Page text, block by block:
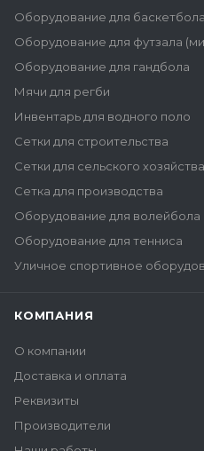
Оборудование для баскетбола
Оборудование для футзала
Оборудование для гандбола
Мячи для регби
Инвентарь для водного поло
Сетки для строительства
Сетки для сельского хозяйства
Сетка для производства
Оборудование для волейбола
Оборудование для тенниса
Уличное спортивное
КОМПАНИЯ
О компании
Доставка и оплата
Реквизиты
Производители